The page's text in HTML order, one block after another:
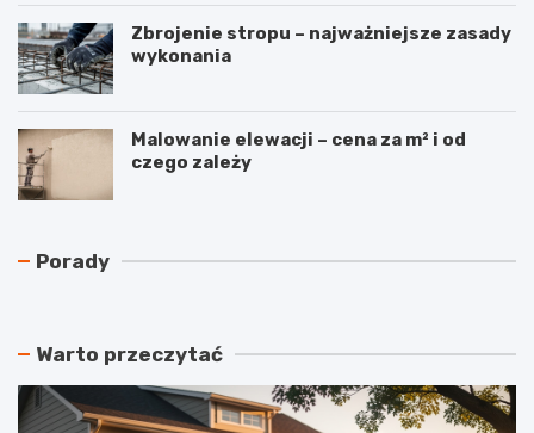
Zbrojenie stropu – najważniejsze zasady
wykonania
Malowanie elewacji – cena za m² i od
czego zależy
Porady
a
ń
z
y
z
k
p
e
Warto przeczytać